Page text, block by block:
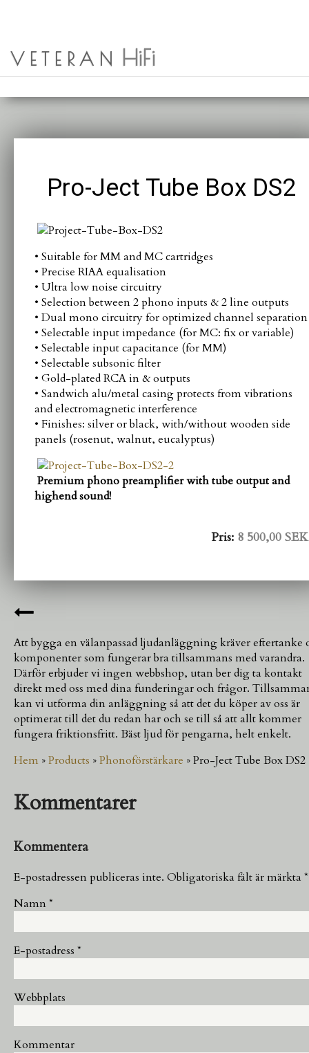
VETERAN HiFi
SIMPLY BLACK
Pro-Ject Tube Box DS2
• Suitable for MM and MC cartridges
• Precise RIAA equalisation
• Ultra low noise circuitry
• Selection between 2 phono inputs & 2 line outputs
• Dual mono circuitry for optimized channel separation
• Selectable input impedance (for MC: fix or variable)
• Selectable input capacitance (for MM)
• Selectable subsonic filter
• Gold-plated RCA in & outputs
• Sandwich alu/metal casing protects from vibrations
and electromagnetic interference
• Finishes: silver or black, with/without wooden side
panels (rosenut, walnut, eucalyptus)
Premium phono preamplifier with tube output and
highend sound!
Pris: 8 500,00 SEK
Att bygga en välanpassad ljudanläggning kräver eftertanke
komponenter som fungerar bra tillsammans med varandra.
Därför erbjuder vi ingen webbshop, utan ber dig ta kontakt
direkt med oss med dina funderingar och frågor.
kan vi utforma din anläggning så att det du köper av oss är
optimerat till det du redan har och se till så att allt kommer
fungera friktionsfritt. Bäst ljud för pengarna, helt enkelt.
Hem »Products »Phonoförstärkare »Pro-Ject Tube Box DS2
Kommentarer
Kommentera
E-postadressen publiceras inte. Obligatoriska fält är märkta *
Namn*
E-postadress *
Webbplats
Kommentar